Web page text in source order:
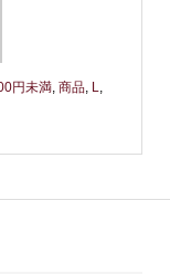
円未満, 商品, L,